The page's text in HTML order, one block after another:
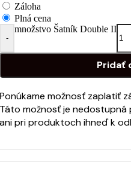
Záloha
Plná cena
-
množstvo Šatník Double II
Pridať
Ponúkame možnosť zaplatiť
Táto možnosť je nedostupná
ani pri produktoch ihneď k